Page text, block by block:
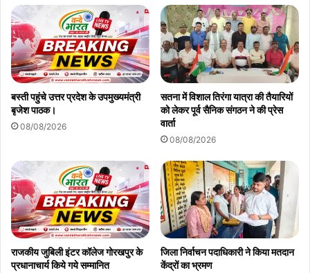
बस्ती पहुंचे उत्तर प्रदेश के उपमुख्यमंत्री
बृजेश पाठक।
08/08/2026
सतना में विशाल तिरंगा यात्रा की तैयारियों
को लेकर पूर्व सैनिक संगठन ने की प्रेस
वार्ता
08/08/2026
राजकीय जुबिली इंटर कॉलेज गोरखपुर के
प्रधानाचार्य किये गये सम्मानित
जिला निर्वाचन पदाधिकारी ने किया मतदान
केंद्रों का भ्रमण